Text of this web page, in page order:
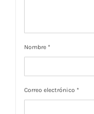
Nombre *
Correo electrónico *